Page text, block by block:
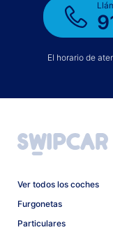
El horario de
Ver todos los coches
Furgonetas
Particulares